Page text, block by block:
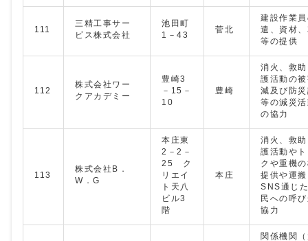
111
三精工事サー
ビス株式会社
池田町
1－43
菅北
建設作業
遣、資材
等の提供
112
株式会社ワー
クアカデミー
豊崎3
－15－
10
豊崎
消火、救
護活動の
減及び防
等の減災
の協力
113
株式会社B．
W．G
本庄東
2－2－
25 ク
リエイ
ト天八
ビル3
階
本庄
消火、救
護活動や
クや重機
提供や運搬
SNS通じ
民への呼
協力
関係機関